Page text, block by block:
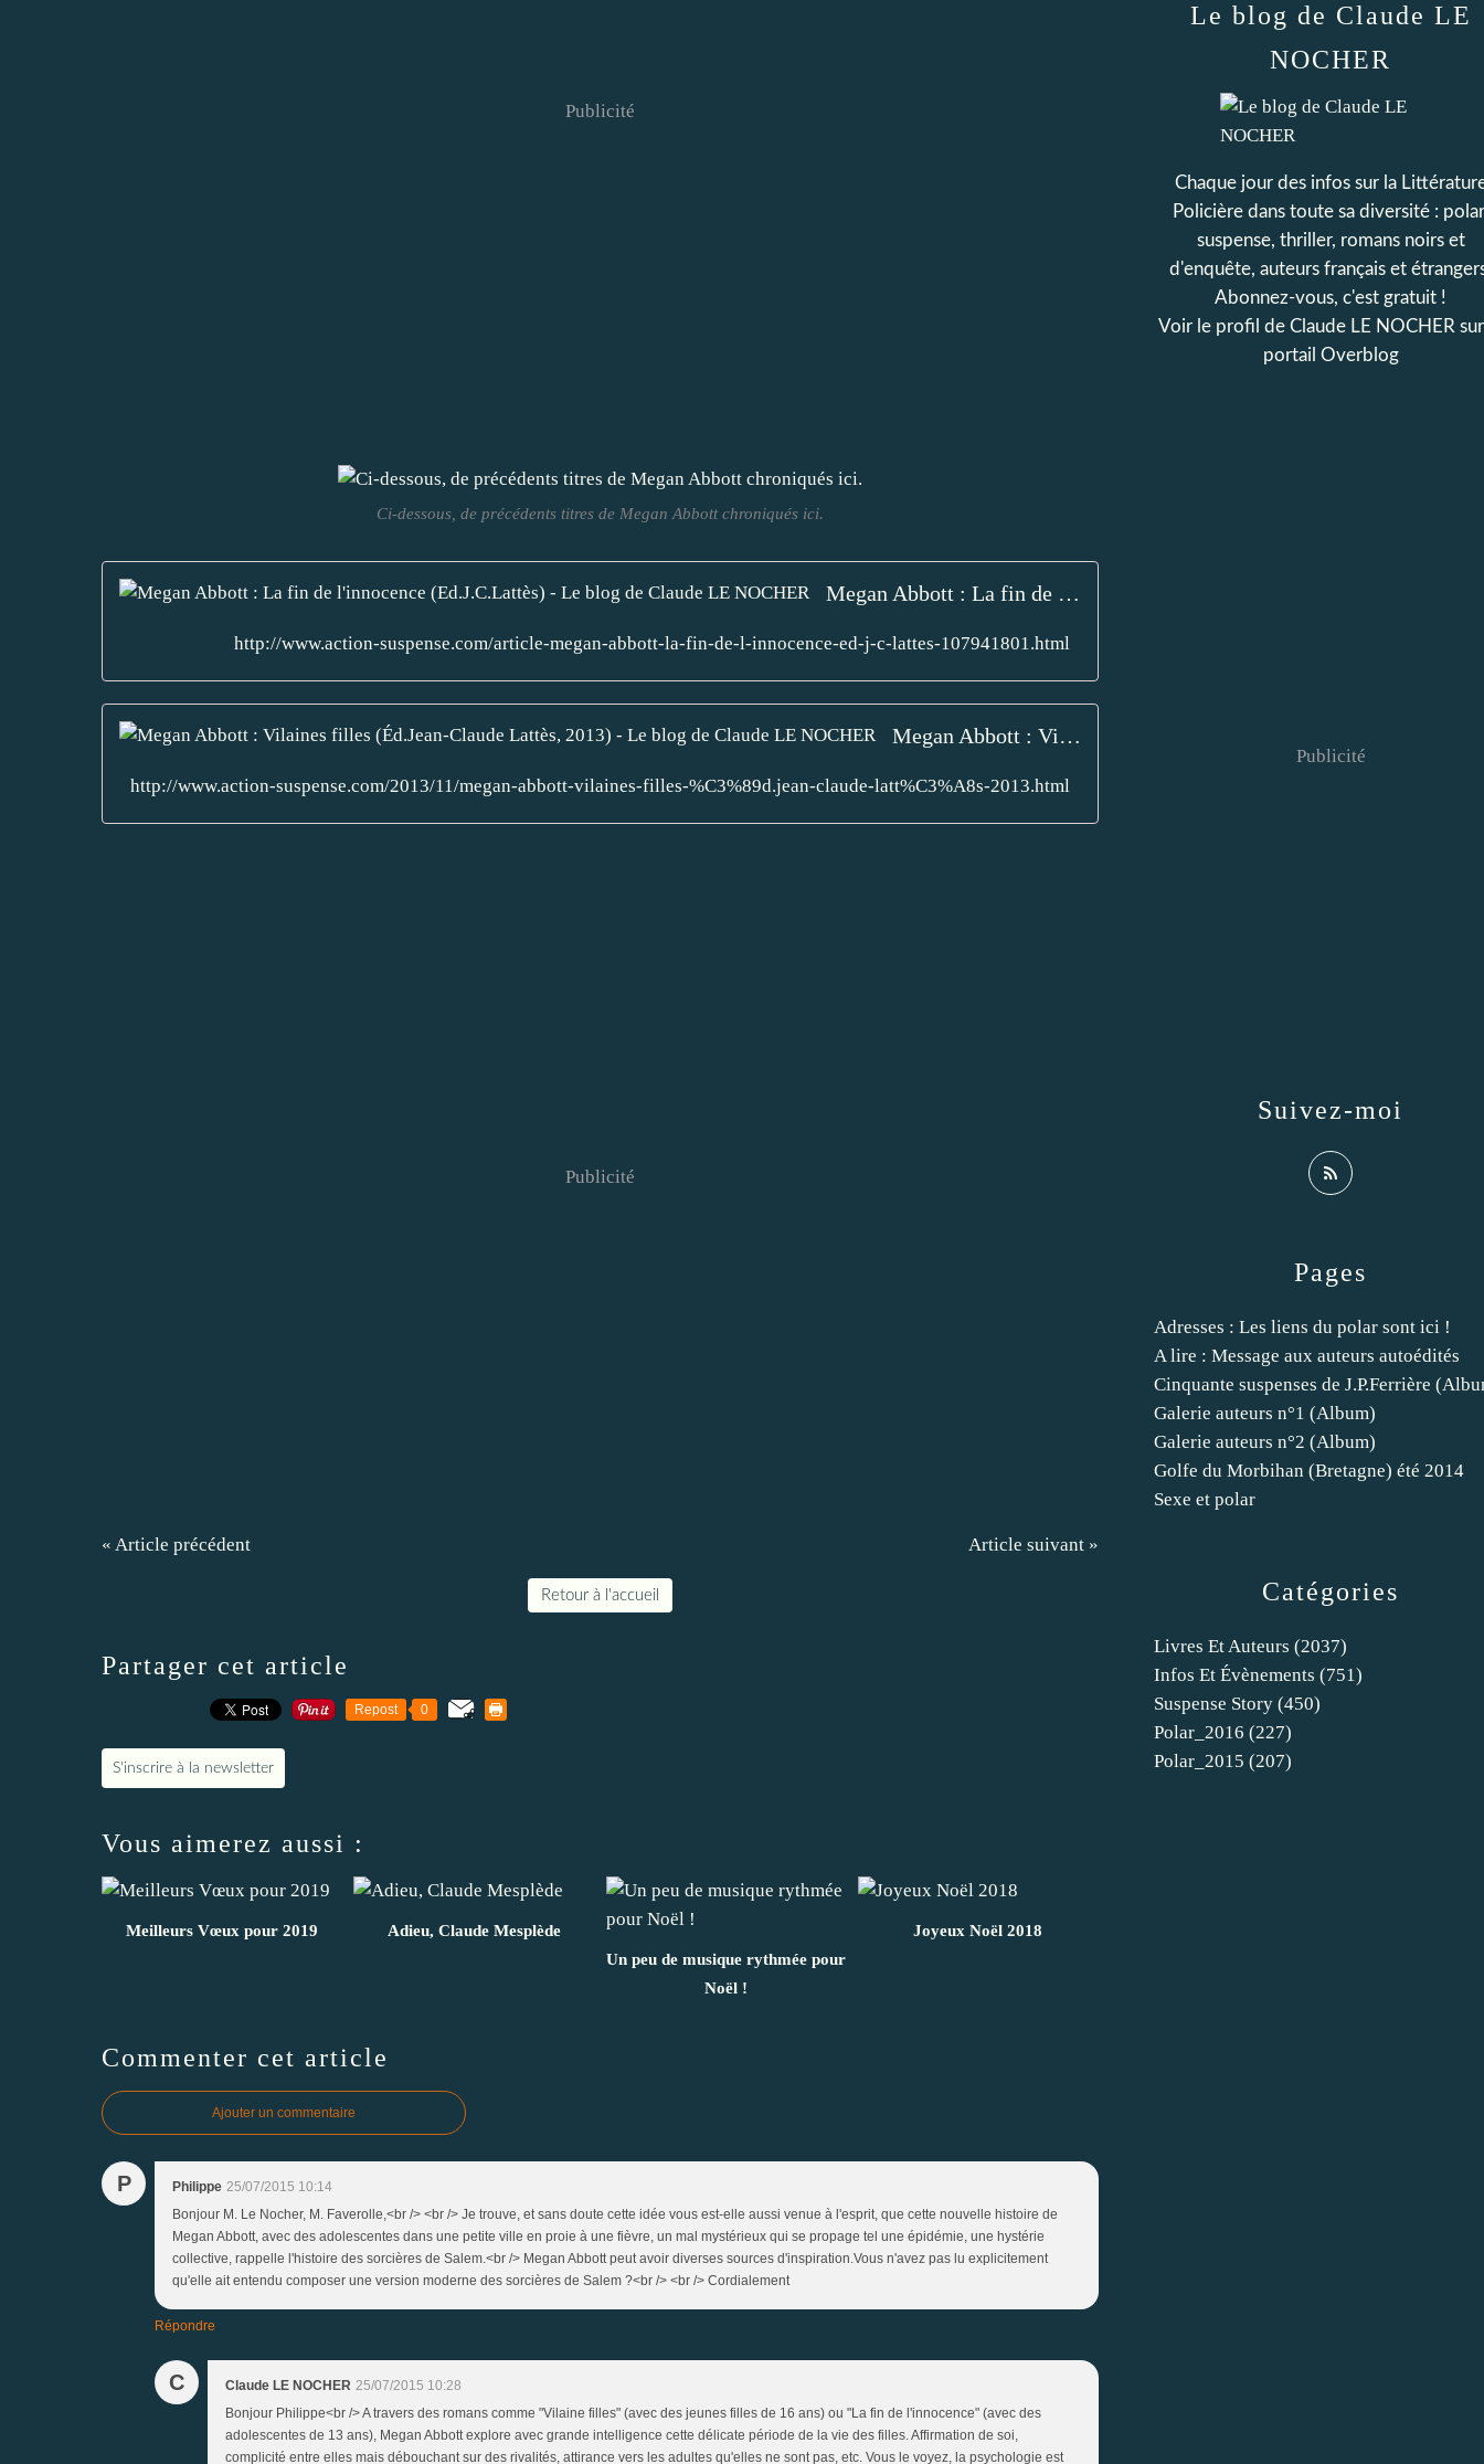
Publicité
Ci-dessous, de précédents titres de Megan Abbott chroniqués ici.
Megan Abbott : La fin de l'innocence (Ed.J.C.Lattès) - Le blog de Claude LE NOCHER
http://www.action-suspense.com/article-megan-abbott-la-fin-de-l-innocence-ed-j-c-lattes-107941801.html
Megan Abbott : Vilaines filles (Éd.Jean-Claude Lattès, 2013) - Le blog de Claude LE NOCHER
http://www.action-suspense.com/2013/11/megan-abbott-vilaines-filles-%C3%89d.jean-claude-latt%C3%A8s-2013.html
Publicité
« Article précédent Article suivant »
Retour à l'accueil
Partager cet article
Repost 0
S'inscrire à la newsletter
Vous aimerez aussi :
Meilleurs Vœux pour 2019
Adieu, Claude Mesplède
Un peu de musique rythmée pour
Noël !
Joyeux Noël 2018
Commenter cet article
Ajouter un commentaire
P Philippe 25/07/2015 10:14
Bonjour M. Le Nocher, M. Faverolle,<br /> <br /> Je trouve, et sans doute cette idée vous est-elle aussi venue à l'esprit, que cette nouvelle histoire de
Megan Abbott, avec des adolescentes dans une petite ville en proie à une fièvre, un mal mystérieux qui se propage tel une épidémie, une hystérie
collective, rappelle l'histoire des sorcières de Salem.<br /> Megan Abbott peut avoir diverses sources d'inspiration.Vous n'avez pas lu explicitement
qu'elle ait entendu composer une version moderne des sorcières de Salem ?<br /> <br /> Cordialement
Répondre
C Claude LE NOCHER 25/07/2015 10:28
Bonjour Philippe<br /> A travers des romans comme "Vilaine filles" (avec des jeunes filles de 16 ans) ou "La fin de l'innocence" (avec des
adolescentes de 13 ans), Megan Abbott explore avec grande intelligence cette délicate période de la vie des filles. Affirmation de soi,
complicité entre elles mais débouchant sur des rivalités, attirance vers les adultes qu'elles ne sont pas, etc. Vous le voyez, la psychologie est
Catégories
Livres Et Auteurs (2037)
Infos Et Évènements (751)
Suspense Story (450)
Polar_2016 (227)
Polar_2015 (207)
Pages
Adresses : Les liens du polar sont ici !
A lire : Message aux auteurs autoédités
Cinquante suspenses de J.P.Ferrière
Galerie auteurs n°1 (Album)
Galerie auteurs n°2 (Album)
Golfe du Morbihan (Bretagne) été 2014
Sexe et polar
Le blog de Claude LE
NOCHER
Chaque jour des infos sur la
Policière dans toute sa diversité :
suspense, thriller, romans noirs et
d'enquête, auteurs français et
Abonnez-vous, c'est gratuit !
Voir le profil de Claude LE NOCHER
portail Overblog
Suivez-moi
Publicité